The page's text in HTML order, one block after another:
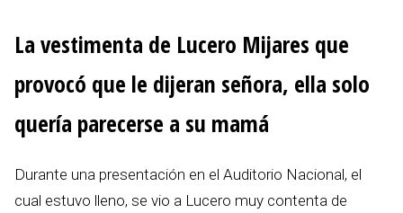
La vestimenta de Lucero Mijares que
provocó que le dijeran señora, ella solo
quería parecerse a su mamá
Durante una presentación en el Auditorio Nacional, el
cual estuvo lleno, se vio a Lucero muy contenta de